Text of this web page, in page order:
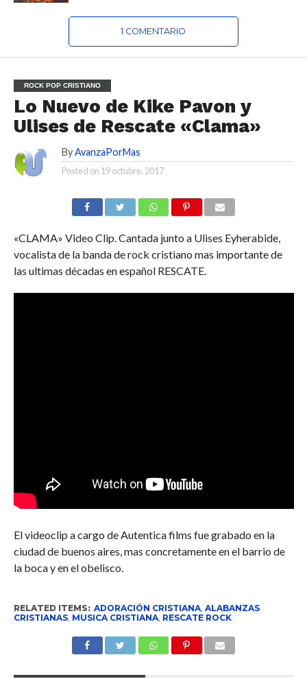
1 COMENTARIO
ROCK POP CRISTIANO
Lo Nuevo de Kike Pavon y
Ulises de Rescate «Clama»
By AvanzaPorMas
Posted on 19 octubre, 2017
«CLAMA» Video Clip. Cantada junto a Ulises Eyherabide,
vocalista de la banda de rock cristiano mas importante de
las ultimas décadas en español RESCATE.
El videoclip a cargo de Autentica films fue grabado en la
ciudad de buenos aires, mas concretamente en el barrio de
la boca y en el obelisco.
RELATED ITEMS: ADORACIÓN CRISTIANA, ALABANZAS
CRISTIANAS, MUSICA CRISTIANA, RESCATE ROCK